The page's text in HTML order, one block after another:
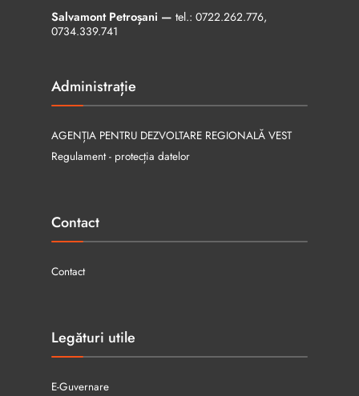
Salvamont Petroșani — tel.: 0722.262.776,
0734.339.741
Administrație
AGENȚIA PENTRU DEZVOLTARE REGIONALĂ VEST
Regulament - protecția datelor
Contact
Contact
Legături utile
E-Guvernare